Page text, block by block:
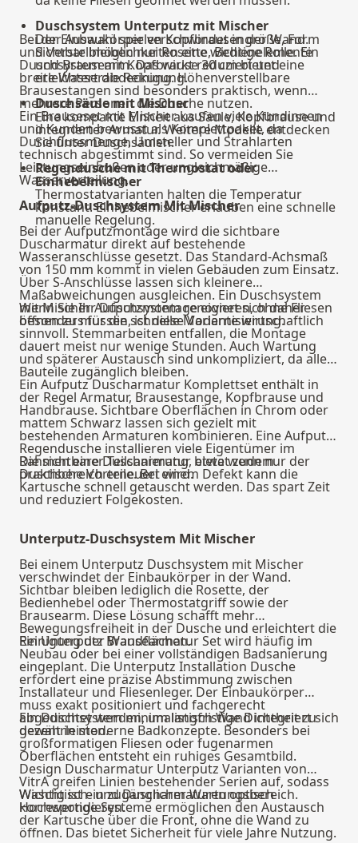
Duschsystem Unterputz mit Mischer
Der Einbaukörper verschwindet in der Wand.
Sichtbar bleiben nur Rosette, Bedienelemente
und Brausearm. Das wirkt reduziert und
erleichtert die Reinigung.
Duschsäule mit Mischer
Eine kompakte Einheit aus Säule, Kopfbrause und
integrierter Armatur. Weitere Modelle entdecken
Sie unterDuschsäulen.
Regendusche mit Thermostat oder
Einhebelmischer
Thermostatvarianten halten die Temperatur
konstant. Einhebelmischer erlauben eine schnelle
manuelle Regelung.
Bei der Auswahl spielen Kopfbrausengröße, Form
und Verstellmöglichkeiten eine wichtige Rolle. Ein
Duschsystem mit Kopfbrause 30 cm bietet eine
breite Wasserabdeckung. Höhenverstellbare
Brausestangen sind besonders praktisch, wenn
mehrere Personen die Dusche nutzen.
Ein Brauseset mit Mischer kaufen viele Kundinnen
und Kunden bewusst als Komplettpaket, da
Durchflussmenge, Umsteller und Strahlarten
technisch abgestimmt sind. So vermeiden Sie
Leistungseinbußen oder ungleichmäßige
Wasserverteilung.
Aufputz-Duschsystem Mit Mischer
Bei der Aufputzmontage wird die sichtbare
Duscharmatur direkt auf bestehende
Wasseranschlüsse gesetzt. Das Standard-Achsmaß
von 150 mm kommt in vielen Gebäuden zum Einsatz.
Über S-Anschlüsse lassen sich kleinere
Maßabweichungen ausgleichen. Ein Duschsystem
mit Mischer Aufputzmontage eignet sich daher
besonders für die schnelle Modernisierung.
Wenn Sie Ihr Duschsystem renovieren, ohne Fliesen
öffnen zu müssen, ist diese Variante wirtschaftlich
sinnvoll. Stemmarbeiten entfallen, die Montage
dauert meist nur wenige Stunden. Auch Wartung
und späterer Austausch sind unkompliziert, da alle
Bauteile zugänglich bleiben.
Ein Aufputz Duscharmatur Komplettset enthält in
der Regel Armatur, Brausestange, Kopfbrause und
Handbrause. Sichtbare Oberflächen in Chrom oder
mattem Schwarz lassen sich gezielt mit
bestehenden Armaturen kombinieren. Eine Aufputz
Regendusche installieren viele Eigentümer im
Rahmen einer Teilsanierung, etwa wenn nur der
Duschbereich erneuert wird.
Die sichtbare Duscharmatur bietet zudem
praktische Vorteile. Bei einem Defekt kann die
Kartusche schnell getauscht werden. Das spart Zeit
und reduziert Folgekosten.
Unterputz-Duschsystem Mit Mischer
Bei einem Unterputz Duschsystem mit Mischer
verschwindet der Einbaukörper in der Wand.
Sichtbar bleiben lediglich die Rosette, der
Bedienhebel oder Thermostatgriff sowie der
Brausearm. Diese Lösung schafft mehr
Bewegungsfreiheit in der Dusche und erleichtert die
Reinigung der Wandflächen.
Ein Unterputz Brausearmatur Set wird häufig im
Neubau oder bei einer vollständigen Badsanierung
eingeplant. Die Unterputz Installation Dusche
erfordert eine präzise Abstimmung zwischen
Installateur und Fliesenleger. Der Einbaukörper
muss exakt positioniert und fachgerecht
abgedichtet werden, um langfristige Dichtheit zu
gewährleisten.
Ein Duschsystem minimalistisch Wand integriert sich
dezent in moderne Badkonzepte. Besonders bei
großformatigen Fliesen oder fugenarmen
Oberflächen entsteht ein ruhiges Gesamtbild.
Design Duscharmatur Unterputz Varianten von
VitrA greifen Linien bestehender Serien auf, sodass
Waschtisch- und Duscharmaturen optisch
korrespondieren.
Wichtig ist ein zugänglicher Wartungsbereich.
Hochwertige Systeme ermöglichen den Austausch
der Kartusche über die Front, ohne die Wand zu
öffnen. Das bietet Sicherheit für viele Jahre Nutzung.